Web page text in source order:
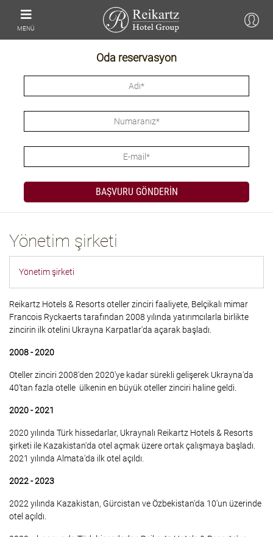
MENÜ
Oda reservasyon
Yönetim şirketi
Yönetim şirketi
Reikartz Hotels & Resorts oteller zinciri faaliyete, Belçikalı mimar
Francois Ryckaerts tarafından 2008 yılında yatırımcılarla birlikte
zincirin ilk otelini Ukrayna Karpatlar'da açarak başladı.
2008 - 2020
Oteller zinciri 2008'den 2020'ye kadar sürekli gelişerek Ukrayna'da
40'tan fazla otelle ülkenin en büyük oteller zinciri haline geldi.
2020 - 2021
2020 yılında Türk hissedarlar, Ukraynalı Reikartz Hotels & Resorts
şirketi ile Kazakistan'da otel açmak üzere ortak çalışmaya başladı.
2021 yılında Almata'da ilk otel açıldı.
2022 - 2023
2022 yılında Kazakistan, Gürcistan ve Özbekistan'da 10'un üzerinde
otel açıldı.